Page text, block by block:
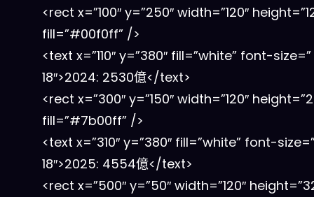
<rect x=”100″ y=”250″ width=”120″
fill=”#00f0ff” />
<text x=”110″ y=”380″ fill=”white” font-size=”
18″>2024: 2530億</text>
<rect x=”300″ y=”150″ width=”120″
fill=”#7b00ff” />
<text x=”310″ y=”380″ fill=”white” font-
18″>2025: 4554億</text>
<rect x=”500″ y=”50″ width=”120″